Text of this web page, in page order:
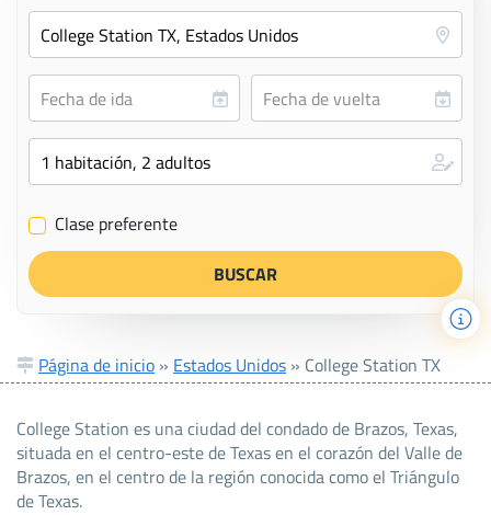
✔ Clase preferente
Página de inicio » Estados Unidos » College Station TX
College Station es una ciudad del condado de Brazos, Texas,
situada en el centro-este de Texas en el corazón del Valle de
Brazos, en el centro de la región conocida como el Triángulo
de Texas.